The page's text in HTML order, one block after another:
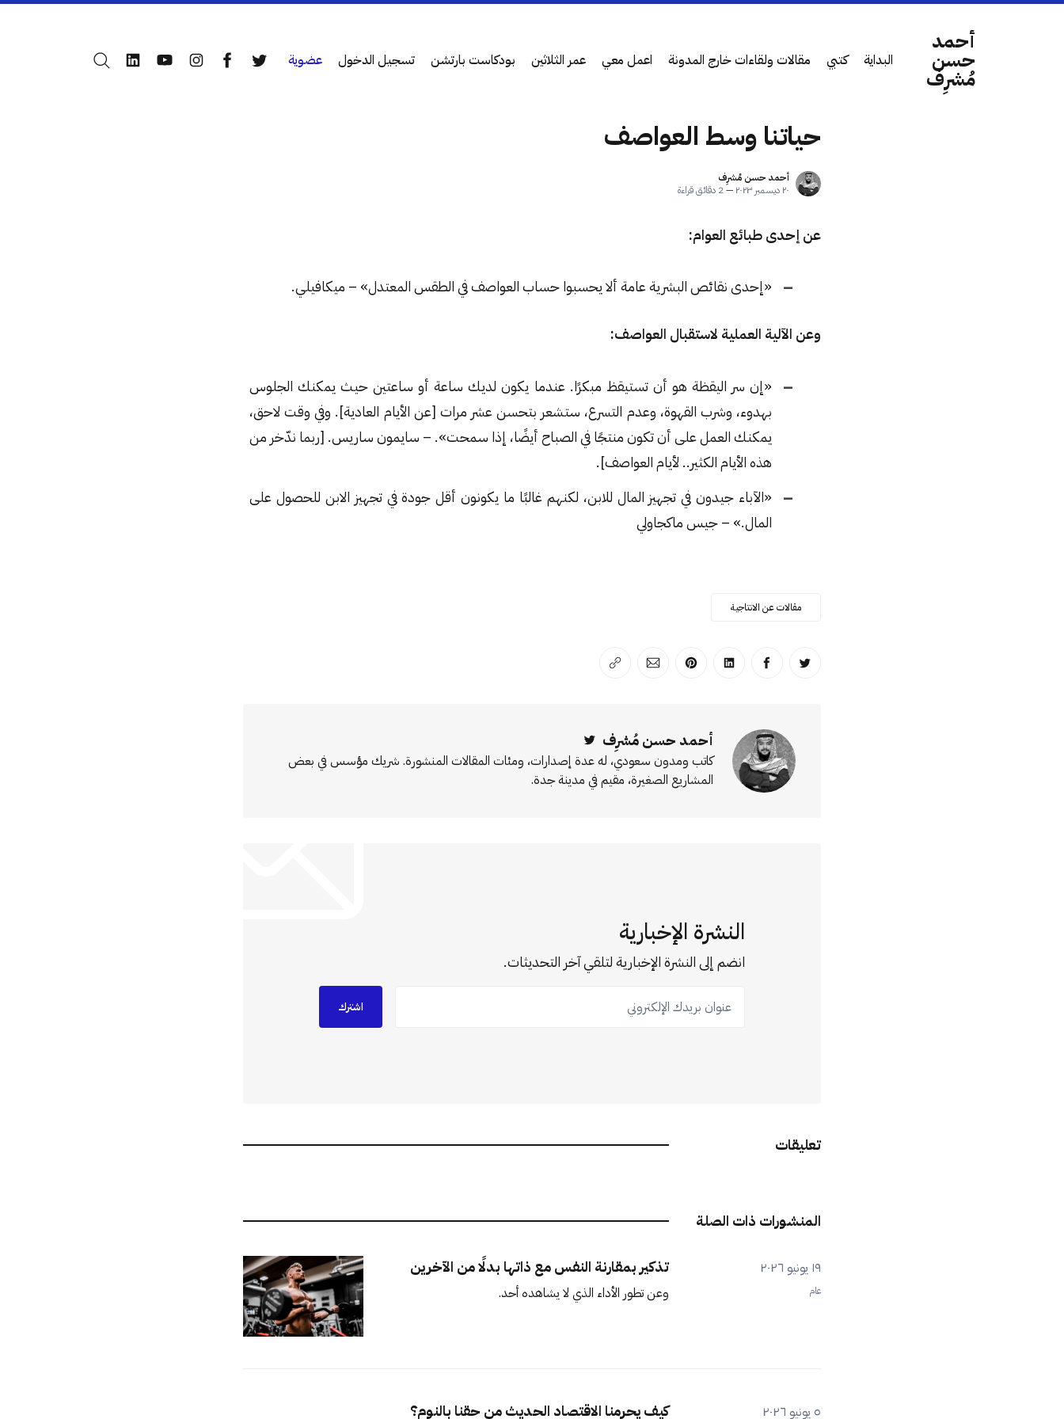
أحمد
حسن
مُشرِف
البداية كتبي مقالات ولقاءات خارج المدونة اعمل معي عمر الثلاثين بودكاست بارتشن تسجيل الدخول عضوية
حياتنا وسط العواصف
أحمد حسن مُشرِف
٢٠ ديسمبر ٢٠٢٣
—2 دقائق قراءة
عن إحدى طبائع العوام:
«إحدى نقائص البشرية عامة ألا يحسبوا حساب العواصف في الطقس المعتدل» – ميكافيلي.
وعن الآلية العملية لاستقبال العواصف:
«إن سر اليقظة هو أن تستيقظ مبكرًا. عندما يكون لديك ساعة أو ساعتين حيث يمكنك الجلوس
بهدوء، وشرب القهوة، وعدم التسرع، ستشعر بتحسن عشر مرات [عن الأيام العادية]. وفي وقت لاحق،
يمكنك العمل على أن تكون منتجًا في الصباح أيضًا، إذا سمحت». – سايمون ساريس. [ربما ندّخر من
هذه الأيام الكثير.. لأيام العواصف].
«الآباء جيدون في تجهيز المال للابن، لكنهم غالبًا ما يكونون أقل جودة في تجهيز الابن للحصول على
المال.» – جيس ماكجاولي
مقالات عن الانتاجية
انشر على تويترانشر على الفيسبوك
انشر على لينكد إن
انشر على بينترست
انشر على الإيميل
انسخ الرابط
أحمد حسن مُشرِف
كاتب ومدون سعودي، له عدة إصدارات، ومئات المقالات المنشورة. شريك مؤسس في بعض
المشاريع الصغيرة، مقيم في مدينة جدة.
النشرة الإخبارية
انضم إلى النشرة الإخبارية لتلقي آخر التحديثات.
عنوان بريدك الإلكتروني
اشترك
تعليقات
المنشورات ذات الصلة
١٩ يونيو ٢٠٢٦
عام
تذكير بمقارنة النفس مع ذاتها بدلًا من الآخرين
وعن تطور الأداء الذي لا يشاهده أحد.
٥ يونيو ٢٠٢٦ كيف يحرمنا الاقتصاد الحديث من حقنا بالنوم؟